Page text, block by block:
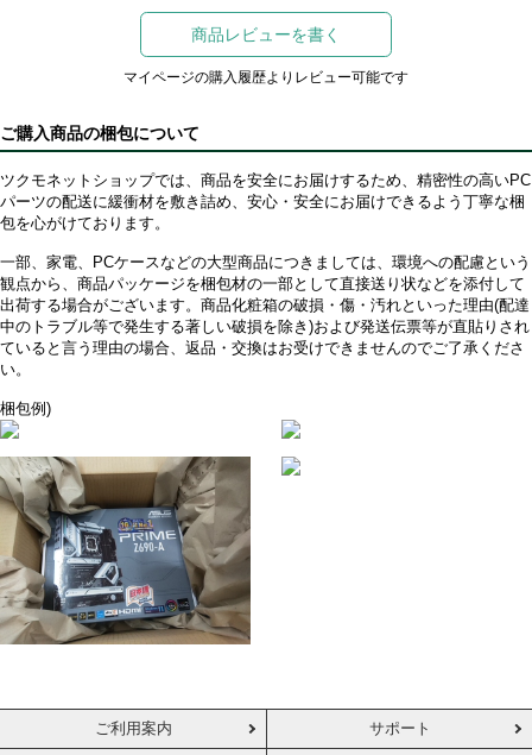
商品レビューを書く
マイページの購入履歴よりレビュー可能です
ご購入商品の梱包について
ツクモネットショップでは、商品を安全にお届けするため、精密性の高いPC
パーツの配送に緩衝材を敷き詰め、安心・安全にお届けできるよう丁寧な梱
包を心がけております。
一部、家電、PCケースなどの大型商品につきましては、環境への配慮という
観点から、商品パッケージを梱包材の一部として直接送り状などを添付して
出荷する場合がございます。商品化粧箱の破損・傷・汚れといった理由(配達
中のトラブル等で発生する著しい破損を除き)および発送伝票等が直貼りされ
ていると言う理由の場合、返品・交換はお受けできませんのでご了承くださ
い。
梱包例)
ご利用案内 サポート